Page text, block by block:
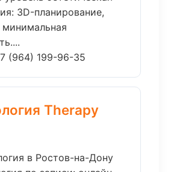
3D-планирование,
(964) 199-96-35
Therapy
в Ростов-на-Дону